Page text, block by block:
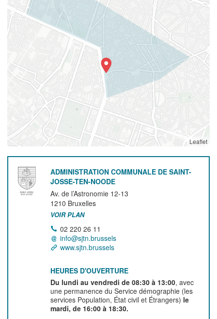
Leaflet
ADMINISTRATION COMMUNALE DE SAINT-
JOSSE-TEN-NOODE
Av. de l’Astronomie 12-13
1210 Bruxelles
VOIR PLAN
02 220 26 11
info@sjtn.brussels
www.sjtn.brussels
HEURES D'OUVERTURE
Du lundi au vendredi de 08:30 à 13:00, avec
une permanence du Service démographie (les
services Population, État civil et Étrangers) le
mardi, de 16:00 à 18:30.